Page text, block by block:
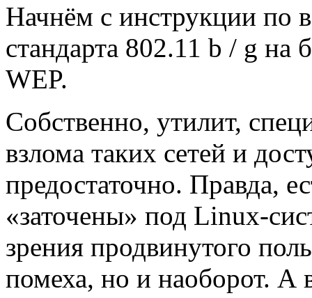
Начнём с инструкции по
стандарта 802.11 b / g на
WEP.
Собственно, утилит,
взлома таких сетей и
предостаточно. Правда,
«заточены» под Linux-
зрения продвинутого
помеха, но и наоборот. А